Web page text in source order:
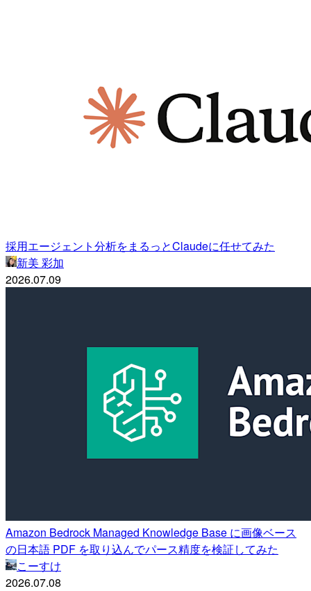
採用エージェント分析をまるっとClaudeに任せてみた
新美 彩加
2026.07.09
Amazon Bedrock Managed Knowledge Base に画像ベース
の日本語 PDF を取り込んでパース精度を検証してみた
こーすけ
2026.07.08